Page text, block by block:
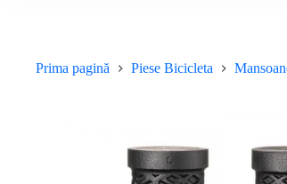
Prima pagină Piese Bicicleta